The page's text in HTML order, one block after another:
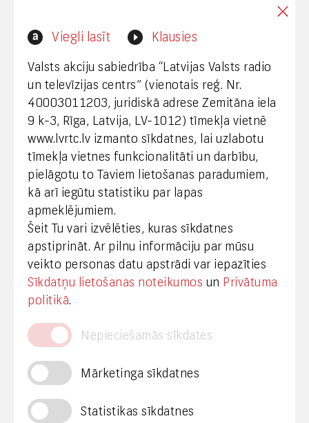
Viegli lasīt Klausies
Valsts akciju sabiedrība “Latvijas Valsts radio
un televīzijas centrs” (vienotais reģ. Nr.
40003011203, juridiskā adrese Zemitāna iela
9 k-3, Rīga, Latvija, LV-1012) tīmekļa vietnē
www.lvrtc.lv izmanto sīkdatnes, lai uzlabotu
tīmekļa vietnes funkcionalitāti un darbību,
pielāgotu to Taviem lietošanas paradumiem,
kā arī iegūtu statistiku par lapas
apmeklējumiem.
Šeit Tu vari izvēlēties, kuras sīkdatnes
apstiprināt. Ar pilnu informāciju par mūsu
veikto personas datu apstrādi var iepazīties
Sīkdatņu lietošanas noteikumos un Privātuma
politikā.
Nepieciešamās sīkdates
Mārketinga sīkdatnes
Statistikas sīkdatnes
Interneta vietnes www.lvrtc.lv administrators:
Klientu apkalpošana
+371 67108787
Medijiem
+371 29665001
vineta.sprugaine@lvrtc.lv
© VAS Latvijas Valsts radio un televīzijas centrs,
Privātuma politika